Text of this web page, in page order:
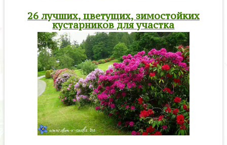
26 лучших, цветущих, зимостойких
кустарников для участка